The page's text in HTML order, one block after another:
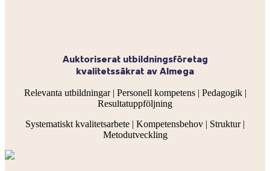
Auktoriserat utbildningsföretag
kvalitetssäkrat av Almega
Relevanta utbildningar | Personell kompetens | Pedagogik |
Resultatuppföljning
Systematiskt kvalitetsarbete | Kompetensbehov | Struktur |
Metodutveckling